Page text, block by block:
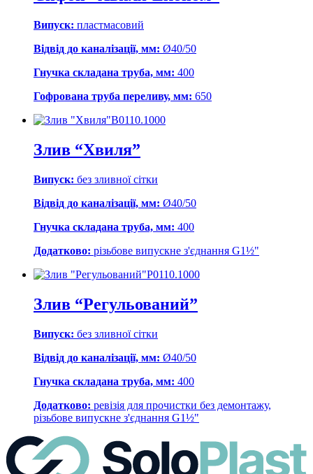
Випуск: пластмасовий
Відвід до каналізації, мм: Ø40/50
Гнучка складана труба, мм: 400
Гофрована труба переливу, мм: 650
В0110.1000
Злив “Хвиля”
Випуск: без зливної сітки
Відвід до каналізації, мм: Ø40/50
Гнучка складана труба, мм: 400
Додатково: різьбове випускне з'єднання G1½"
Р0110.1000
Злив “Регульований”
Випуск: без зливної сітки
Відвід до каналізації, мм: Ø40/50
Гнучка складана труба, мм: 400
Додатково: ревізія для прочистки без демонтажу,
різьбове випускне з'єднання G1½"